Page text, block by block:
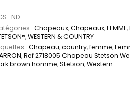
: ND
: Chapeaux,Chapeaux,FEMME,
,WESTERN & COUNTRY
: Chapeau,country,femme,
,Ref 2718005 Chapeau Stetson
brown homme,Stetson,Western